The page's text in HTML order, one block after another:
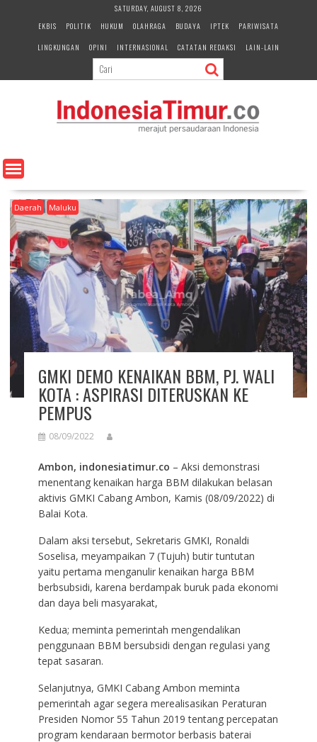
e
n
SATURDAY, AUGUST 8, 2026
EKBIS
POLITIK HUKUM OLAHRAGA BUDAYA IPTEK
PARIWISATA
LINGKUNGAN
OPINI INTERNASIONAL CATATAN REDAKSI LAIN-LAIN
Daerah Maluku
GMKI DEMO KENAIKAN BBM, PJ. WALI
KOTA : ASPIRASI DITERUSKAN KE
PEMPUS
08/09/2022
Ambon, indonesiatimur.co – Aksi demonstrasi
menentang kenaikan harga BBM dilakukan belasan
aktivis GMKI Cabang Ambon, Kamis (08/09/2022) di
Balai Kota.
Dalam aksi tersebut, Sekretaris GMKI, Ronaldi
Soselisa, meyampaikan 7 (Tujuh) butir tuntutan
yaitu pertama menganulir kenaikan harga BBM
berbsubsidi, karena berdampak buruk pada ekonomi
dan daya beli masyarakat,
Kedua; meminta pemerintah mengendalikan
penggunaan BBM bersubsidi dengan regulasi yang
tepat sasaran.
Selanjutnya, GMKI Cabang Ambon meminta
pemerintah agar segera merealisasikan Peraturan
Presiden Nomor 55 Tahun 2019 tentang percepatan
program kendaraan bermotor berbasis baterai